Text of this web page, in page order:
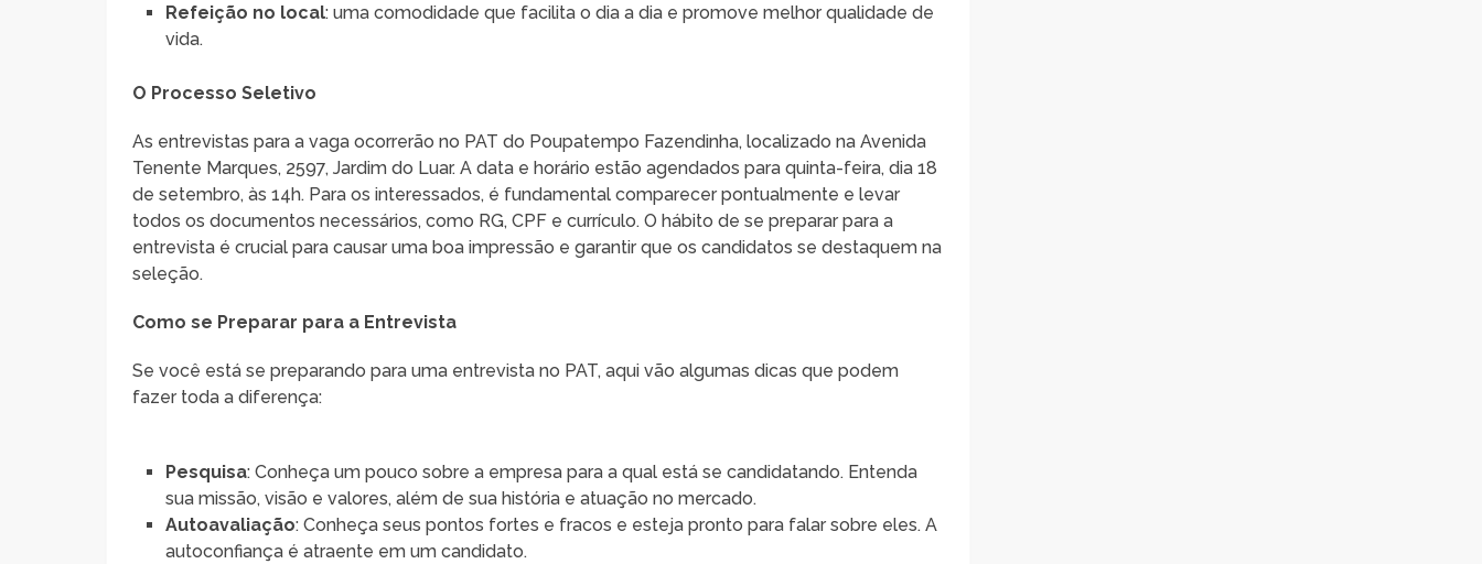
Refeição no local: uma comodidade que facilita o dia a dia e promove melhor qualidade de
vida.
O Processo Seletivo
As entrevistas para a vaga ocorrerão no PAT do Poupatempo Fazendinha, localizado na Avenida
Tenente Marques, 2597, Jardim do Luar. A data e horário estão agendados para quinta-feira, dia 18
de setembro, às 14h. Para os interessados, é fundamental comparecer pontualmente e levar
todos os documentos necessários, como RG, CPF e currículo. O hábito de se preparar para a
entrevista é crucial para causar uma boa impressão e garantir que os candidatos se destaquem na
seleção.
Como se Preparar para a Entrevista
Se você está se preparando para uma entrevista no PAT, aqui vão algumas dicas que podem
fazer toda a diferença:
Pesquisa: Conheça um pouco sobre a empresa para a qual está se candidatando. Entenda
sua missão, visão e valores, além de sua história e atuação no mercado.
Autoavaliação: Conheça seus pontos fortes e fracos e esteja pronto para falar sobre eles. A
autoconfiança é atraente em um candidato.